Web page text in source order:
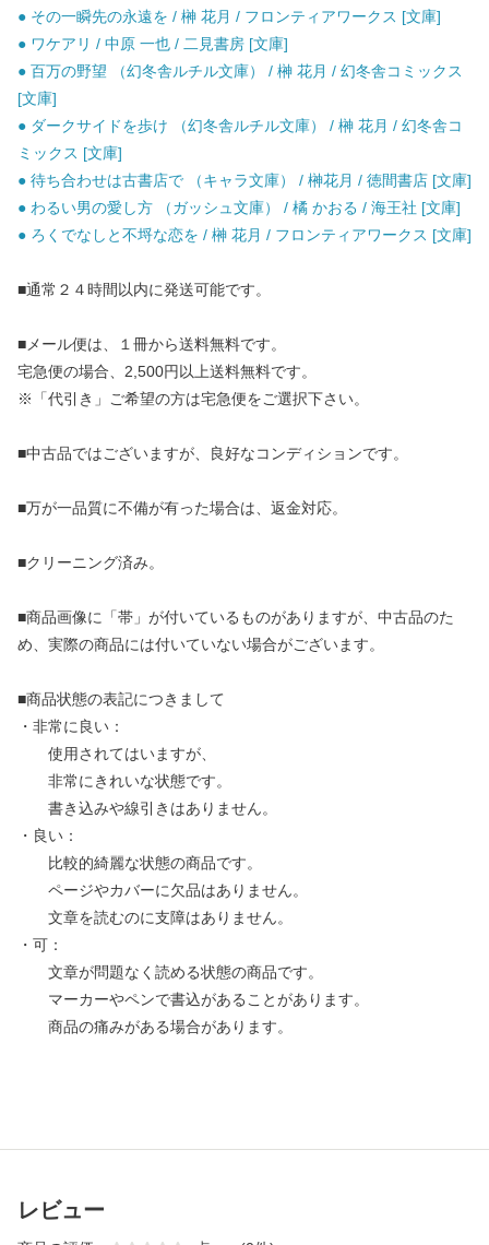
● その一瞬先の永遠を / 榊 花月 / フロンティアワークス [文庫]
● ワケアリ / 中原 一也 / 二見書房 [文庫]
● 百万の野望 （幻冬舎ルチル文庫） / 榊 花月 / 幻冬舎コミックス
[文庫]
● ダークサイドを歩け （幻冬舎ルチル文庫） / 榊 花月 / 幻冬舎コ
ミックス [文庫]
● 待ち合わせは古書店で （キャラ文庫） / 榊花月 / 徳間書店 [文庫]
● わるい男の愛し方 （ガッシュ文庫） / 橘 かおる / 海王社 [文庫]
● ろくでなしと不埒な恋を / 榊 花月 / フロンティアワークス [文庫]
■通常２４時間以内に発送可能です。
■メール便は、１冊から送料無料です。
宅急便の場合、2,500円以上送料無料です。
※「代引き」ご希望の方は宅急便をご選択下さい。
■中古品ではございますが、良好なコンディションです。
■万が一品質に不備が有った場合は、返金対応。
■クリーニング済み。
■商品画像に「帯」が付いているものがありますが、中古品のた
め、実際の商品には付いていない場合がございます。
■商品状態の表記につきまして
・非常に良い：
使用されてはいますが、
非常にきれいな状態です。
書き込みや線引きはありません。
・良い：
比較的綺麗な状態の商品です。
ページやカバーに欠品はありません。
文章を読むのに支障はありません。
・可：
文章が問題なく読める状態の商品です。
マーカーやペンで書込があることがあります。
商品の痛みがある場合があります。
レビュー